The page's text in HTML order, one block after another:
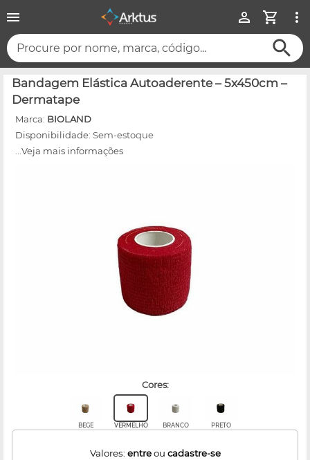
Procure por nome, marca, código...
Bandagem Elástica Autoaderente – 5x450cm –
Dermatape
Marca: BIOLAND
Disponibilidade: Sem-estoque
...Veja mais informações
cores:
BEGE VERMELHO BRANCO PRETO
Valores: entreou cadastre-se